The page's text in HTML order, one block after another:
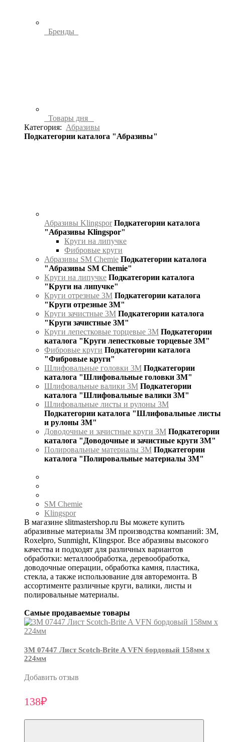
Бренды
Товары дня
Категория: Абразивы
Подкатегории каталога "Абразивы"
Абразивы Klingspor Подкатегории каталога
"Абразивы Klingspor"
Круги на липучке
Фибровые круги
Абразивы SM Chemie Подкатегории каталога
"Абразивы SM Chemie"
Круги на липучке Подкатегории каталога
"Круги на липучке"
Круги отрезные 3М Подкатегории каталога
"Круги отрезные 3М"
Круги зачистные 3М Подкатегории каталога
"Круги зачистные 3М"
Круги лепестковые торцевые 3М Подкатегории
каталога "Круги лепестковые торцевые 3М"
Фибровые круги Подкатегории каталога
"Фибровые круги"
Шлифовальные головки 3М Подкатегории
каталога "Шлифовальные головки 3М"
Шлифовальные валики 3М Подкатегории
каталога "Шлифовальные валики 3М"
Шлифовальные листы и рулоны 3М
Подкатегории каталога "Шлифовальные листы
и рулоны 3М"
Доводочные и зачистные круги 3М Подкатегории
каталога "Доводочные и зачистные круги 3М"
Полировальные материалы 3М Подкатегории
каталога "Полировальные материалы 3М"
SM Chemie
Klingspor
В магазине slitmastershop.ru Вы можете купить
абразивные материалы 3М производства компаний: 3М,
Roxelpro, Sunmight, Klingspor. Все абразивы высокого
качества и подходят для различных вариантов
обработки: металлообработка, деревообработка,
доводочные операции, обработка камня, пластика,
стекла, а также использование для авторемонта. В
ассортименте различные круги, валики, листы и
полировальные материалы.
Самые продаваемые товары
3М 07447 Лист Scotch-Brite A VFN бордовый 158мм х
224мм
Добавить отзыв
138₽